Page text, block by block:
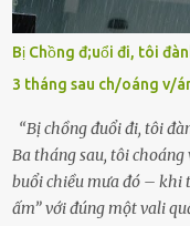
bỏ rơi. Trong khi ấy, con
mê man sau sinh, hoàn
Thiếu úy Nguyễn Thị
tình cờ chứng kiến giây
hỏn, bàn tay bé xíu co
Bị Chồng đ;uổi đi, tôi
3 tháng sau ch/oáng v/
“Bị chồng đuổi đi, tôi
Ba tháng sau, tôi
buổi chiều mưa đó – khi
ấm” với đúng một vali